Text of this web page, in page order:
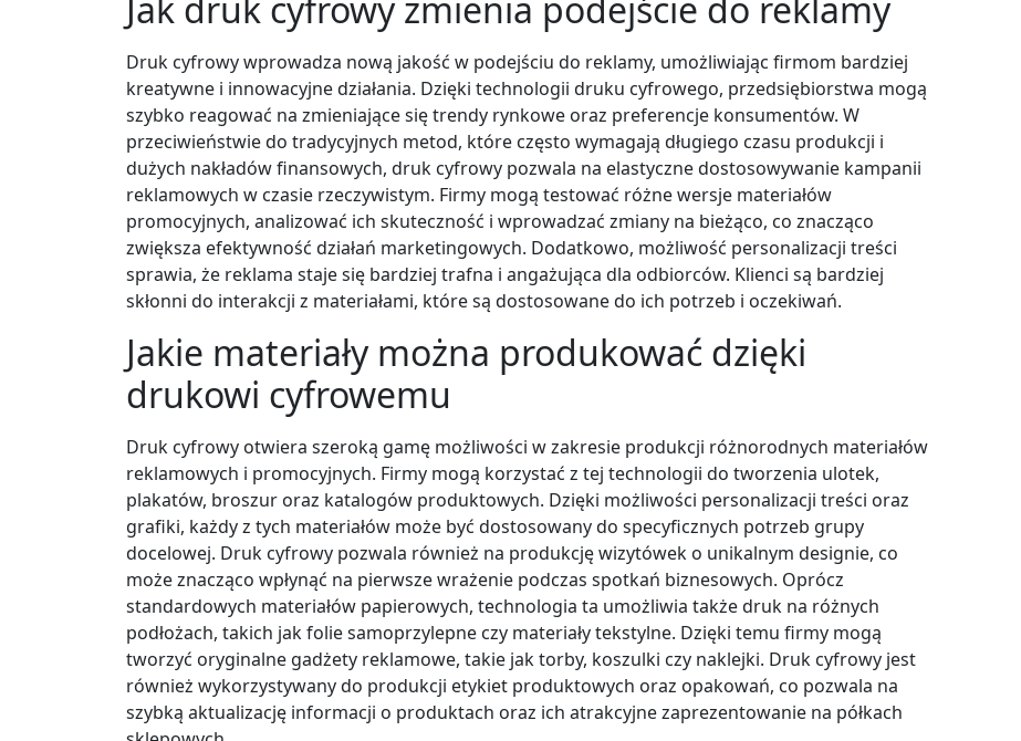
Druk cyfrowy wprowadza nową jakość w podejściu do reklamy, umożliwiając firmom bardziej
kreatywne i innowacyjne działania. Dzięki technologii druku cyfrowego, przedsiębiorstwa mogą
szybko reagować na zmieniające się trendy rynkowe oraz preferencje konsumentów. W
przeciwieństwie do tradycyjnych metod, które często wymagają długiego czasu produkcji i
dużych nakładów finansowych, druk cyfrowy pozwala na elastyczne dostosowywanie kampanii
reklamowych w czasie rzeczywistym. Firmy mogą testować różne wersje materiałów
promocyjnych, analizować ich skuteczność i wprowadzać zmiany na bieżąco, co znacząco
zwiększa efektywność działań marketingowych. Dodatkowo, możliwość personalizacji treści
sprawia, że reklama staje się bardziej trafna i angażująca dla odbiorców. Klienci są bardziej
skłonni do interakcji z materiałami, które są dostosowane do ich potrzeb i oczekiwań.
Jakie materiały można produkować dzięki
drukowi cyfrowemu
Druk cyfrowy otwiera szeroką gamę możliwości w zakresie produkcji różnorodnych materiałów
reklamowych i promocyjnych. Firmy mogą korzystać z tej technologii do tworzenia ulotek,
plakatów, broszur oraz katalogów produktowych. Dzięki możliwości personalizacji treści oraz
grafiki, każdy z tych materiałów może być dostosowany do specyficznych potrzeb grupy
docelowej. Druk cyfrowy pozwala również na produkcję wizytówek o unikalnym designie, co
może znacząco wpłynąć na pierwsze wrażenie podczas spotkań biznesowych. Oprócz
standardowych materiałów papierowych, technologia ta umożliwia także druk na różnych
podłożach, takich jak folie samoprzylepne czy materiały tekstylne. Dzięki temu firmy mogą
tworzyć oryginalne gadżety reklamowe, takie jak torby, koszulki czy naklejki. Druk cyfrowy jest
również wykorzystywany do produkcji etykiet produktowych oraz opakowań, co pozwala na
szybką aktualizację informacji o produktach oraz ich atrakcyjne zaprezentowanie na półkach